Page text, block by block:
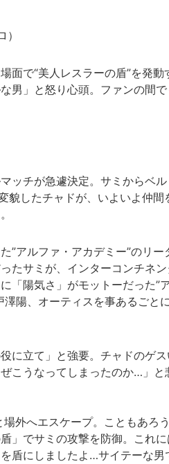
面で“美人レスラーの盾”を発動
男」と怒り心頭。ファンの間で
ッチが急遽決定。サミからベル
貌したチャドが、いよいよ仲間
”アルファ・アカデミー”のリー
たサミが、インターコンチネン
「陽気さ」がモットーだった”
陽、オーティスを事あるごと
に立て」と強要。チャドのゲス
こうなってしまったのか…」と
外へエスケープ。こともあろう
」でサミの攻撃を防御。これに
盾にしましたよ…サイテーな男